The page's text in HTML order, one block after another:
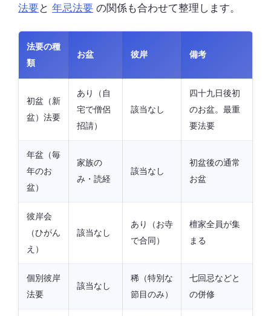
法要と 年忌法要 の関係も合わせて整理します。
法要の種
類
お盆 彼岸 備考
初盆（新
盆）法要
あり（自
宅で僧侶
招請）
該当なし
四十九日後初
のお盆。最重
要法要
年盆（毎
年のお
盆）
家族の
み・読経
該当なし
初盆後の通常
お盆
彼岸会
（ひがん
え）
該当なし
あり（お寺
で合同）
檀家全員が集
まる
個別彼岸
法要
該当なし
稀（特別な
節目のみ）
七回忌などと
の併修